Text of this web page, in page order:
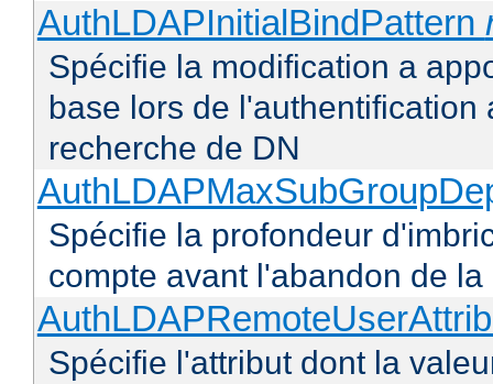
AuthLDAPInitialBindPattern
Spécifie la modification a
base lors de
recherche de DN
Spécifie la profondeur
compte avant l'abandon de
Spécifie l'attribut dont la